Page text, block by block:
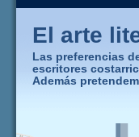
El arte
Las preferencias
escritores
Además